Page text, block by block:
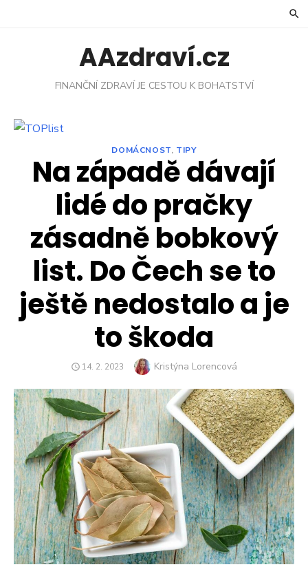
AAzdraví.cz
FINANČNÍ ZDRAVÍ JE CESTOU K BOHATSTVÍ
DOMÁCNOST, TIPY
Na západě dávají
lidé do pračky
zásadně bobkový
list. Do Čech se to
ještě nedostalo a je
to škoda
POSTED
14. 2. 2023 Author
Kristýna Lorencová